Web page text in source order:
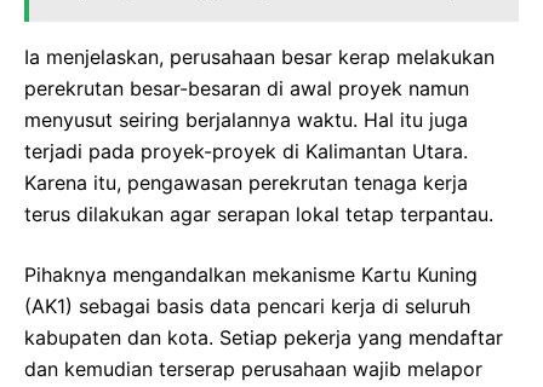
Ia menjelaskan, perusahaan besar kerap melakukan
perekrutan besar-besaran di awal proyek namun
menyusut seiring berjalannya waktu. Hal itu juga
terjadi pada proyek-proyek di Kalimantan Utara.
Karena itu, pengawasan perekrutan tenaga kerja
terus dilakukan agar serapan lokal tetap terpantau.
Pihaknya mengandalkan mekanisme Kartu Kuning
(AK1) sebagai basis data pencari kerja di seluruh
kabupaten dan kota. Setiap pekerja yang mendaftar
dan kemudian terserap perusahaan wajib melapor